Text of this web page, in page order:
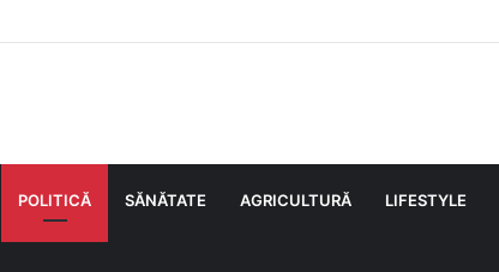
POLITICĂ SĂNĂTATE AGRICULTURĂ LIFESTYLE